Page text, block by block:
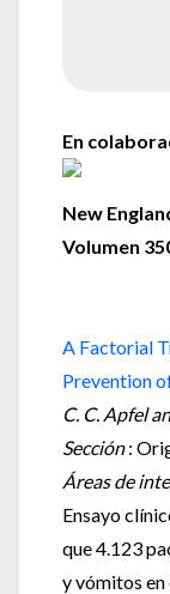
En
New
Volumen
A Factorial
Prevention
C. C. Apfel
Sección:
Áreas de
Ensayo
que 4.123
y vómitos